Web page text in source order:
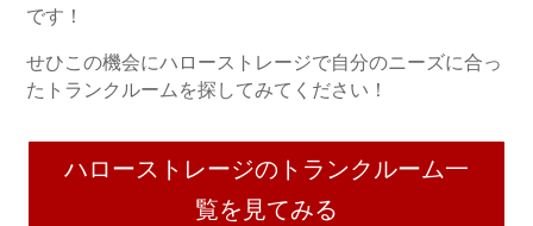
です！
せひこの機会にハローストレージで自分のニーズに合っ
たトランクルームを探してみてください！
ハローストレージのトランクルーム一
覧を見てみる